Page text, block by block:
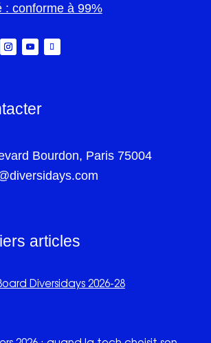
: conforme à 99%
Bourdon, Paris 75004
articles
Diversidays 2026-28